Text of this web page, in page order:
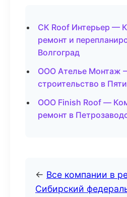
СК Roof Интерьер —
ремонт и
Волгоград
ООО Ателье Монтаж
строительство в
ООО Finish Roof —
ремонт в
← Все компании в
Сибирский